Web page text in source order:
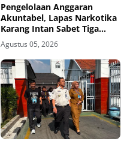
Pengelolaan Anggaran
Akuntabel, Lapas Narkotika
Karang Intan Sabet Tiga
Penghargaan KPPN
Banjarmasin
Agustus 05, 2026